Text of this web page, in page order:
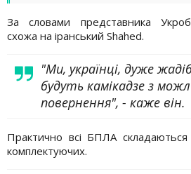
За словами представника
схожа на іранський Shahed.
"Ми, українці, дуже
будуть камікадзе з
повернення", - каже він.
Практично всі БПЛА складаються
комплектуючих.